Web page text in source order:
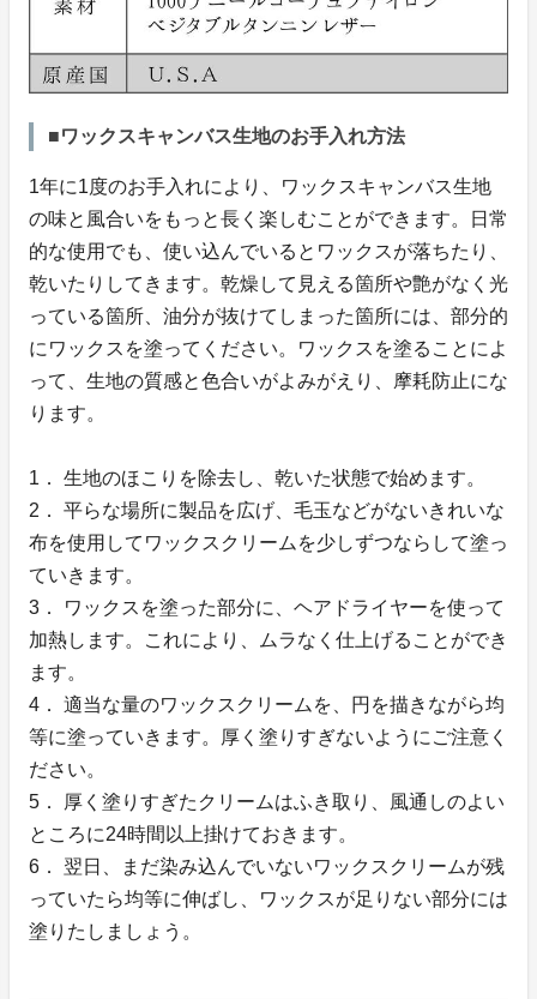
■ワックスキャンバス生地のお手入れ方法
1年に1度のお手入れにより、ワックスキャンバス生地
の味と風合いをもっと長く楽しむことができます。日常
的な使用でも、使い込んでいるとワックスが落ちたり、
乾いたりしてきます。乾燥して見える箇所や艶がなく光
っている箇所、油分が抜けてしまった箇所には、部分的
にワックスを塗ってください。ワックスを塗ることによ
って、生地の質感と色合いがよみがえり、摩耗防止にな
ります。
1． 生地のほこりを除去し、乾いた状態で始めます。
2． 平らな場所に製品を広げ、毛玉などがないきれいな
布を使用してワックスクリームを少しずつならして塗っ
ていきます。
3． ワックスを塗った部分に、ヘアドライヤーを使って
加熱します。これにより、ムラなく仕上げることができ
ます。
4． 適当な量のワックスクリームを、円を描きながら均
等に塗っていきます。厚く塗りすぎないようにご注意く
ださい。
5． 厚く塗りすぎたクリームはふき取り、風通しのよい
ところに24時間以上掛けておきます。
6． 翌日、まだ染み込んでいないワックスクリームが残
っていたら均等に伸ばし、ワックスが足りない部分には
塗りたしましょう。